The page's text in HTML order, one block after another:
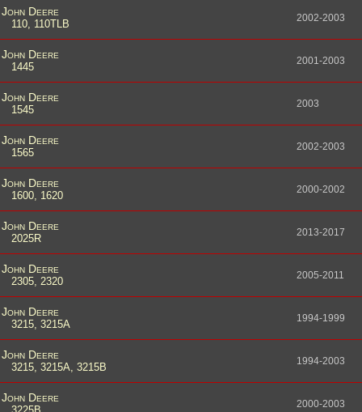
John Deere
110, 110TLB 2002-2003
John Deere
1445 2001-2003
John Deere
1545 2003
John Deere
1565 2002-2003
John Deere
1600, 1620 2000-2002
John Deere
2025R 2013-2017
John Deere
2305, 2320 2005-2011
John Deere
3215, 3215A 1994-1999
John Deere
3215, 3215A, 3215B 1994-2003
John Deere 2000-2003